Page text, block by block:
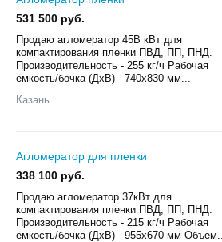
531 500 руб.
Продаю агломератор 45В кВт для
компактирования пленки ПВД, ПП, ПНД.
Производительность - 255 кг/ч Рабочая
ёмкость/бочка (ДхВ) - 740x830 мм...
Казань
Агломератор для пленки
338 100 руб.
Продаю агломератор 37кВт для
компактирования пленки ПВД, ПП, ПНД.
Производительность - 215 кг/ч Рабочая
ёмкость/бочка (ДхВ) - 955x670 мм Объем...